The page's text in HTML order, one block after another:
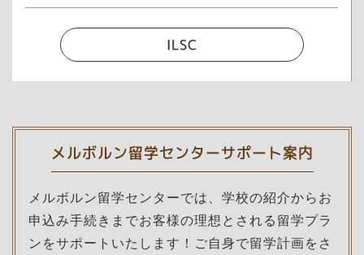
ILSC
メルボルン留学センターサポート案内
メルボルン留学センターでは、学校の紹介からお
申込み手続きまでお客様の理想とされる留学プラ
ンをサポートいたします！ご自身で留学計画をさ